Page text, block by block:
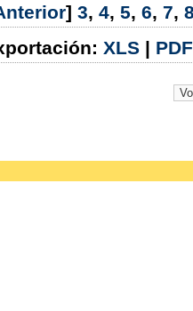
] 3, 4, 5, 6, 7,
XLS | PDF